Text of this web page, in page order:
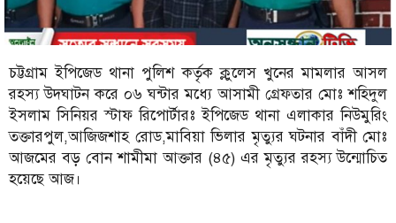
চট্টগ্রাম ইপিজেড থানা পুলিশ কর্তৃক ক্লুলেস খুনের মামলার আসল
রহস্য উদঘাটন করে ০৬ ঘন্টার মধ্যে আসামী গ্রেফতার মোঃ শহিদুল
ইসলাম সিনিয়র স্টাফ রিপোর্টারঃ ইপিজেড থানা এলাকার নিউমুরিং
তক্তারপুল,আজিজশাহ রোড,মাবিয়া ভিলার মৃত্যুর ঘটনার বাঁদী মোঃ
আজমের বড় বোন শামীমা আক্তার (৪৫) এর মৃত্যুর রহস্য উন্মোচিত
হয়েছে আজ।